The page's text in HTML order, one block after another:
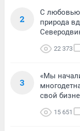
2
С любовью
природа
22 373
3
«Мы
свой
15 651